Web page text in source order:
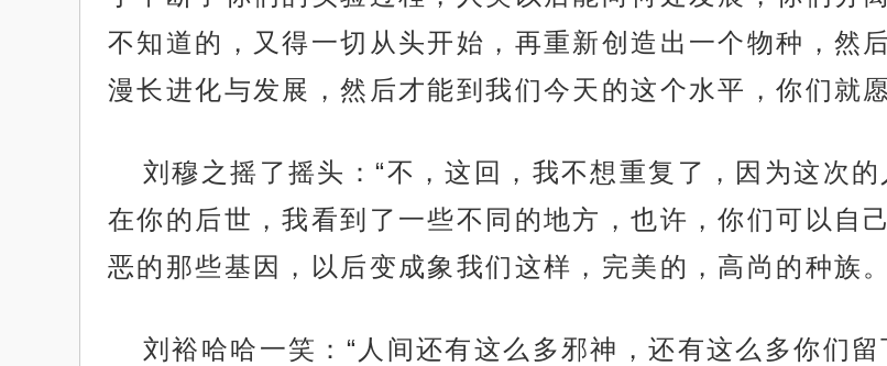
不知道的，又得一切从头开始，再重新创造出一个物种，然
漫长进化与发展，然后才能到我们今天的这个水平，你们就
刘穆之摇了摇头：“不，这回，我不想重复了，因为这次
在你的后世，我看到了一些不同的地方，也许，你们可以自
恶的那些基因，以后变成象我们这样，完美的，高尚的种族
刘裕哈哈一笑：“人间还有这么多邪神，还有这么多你们